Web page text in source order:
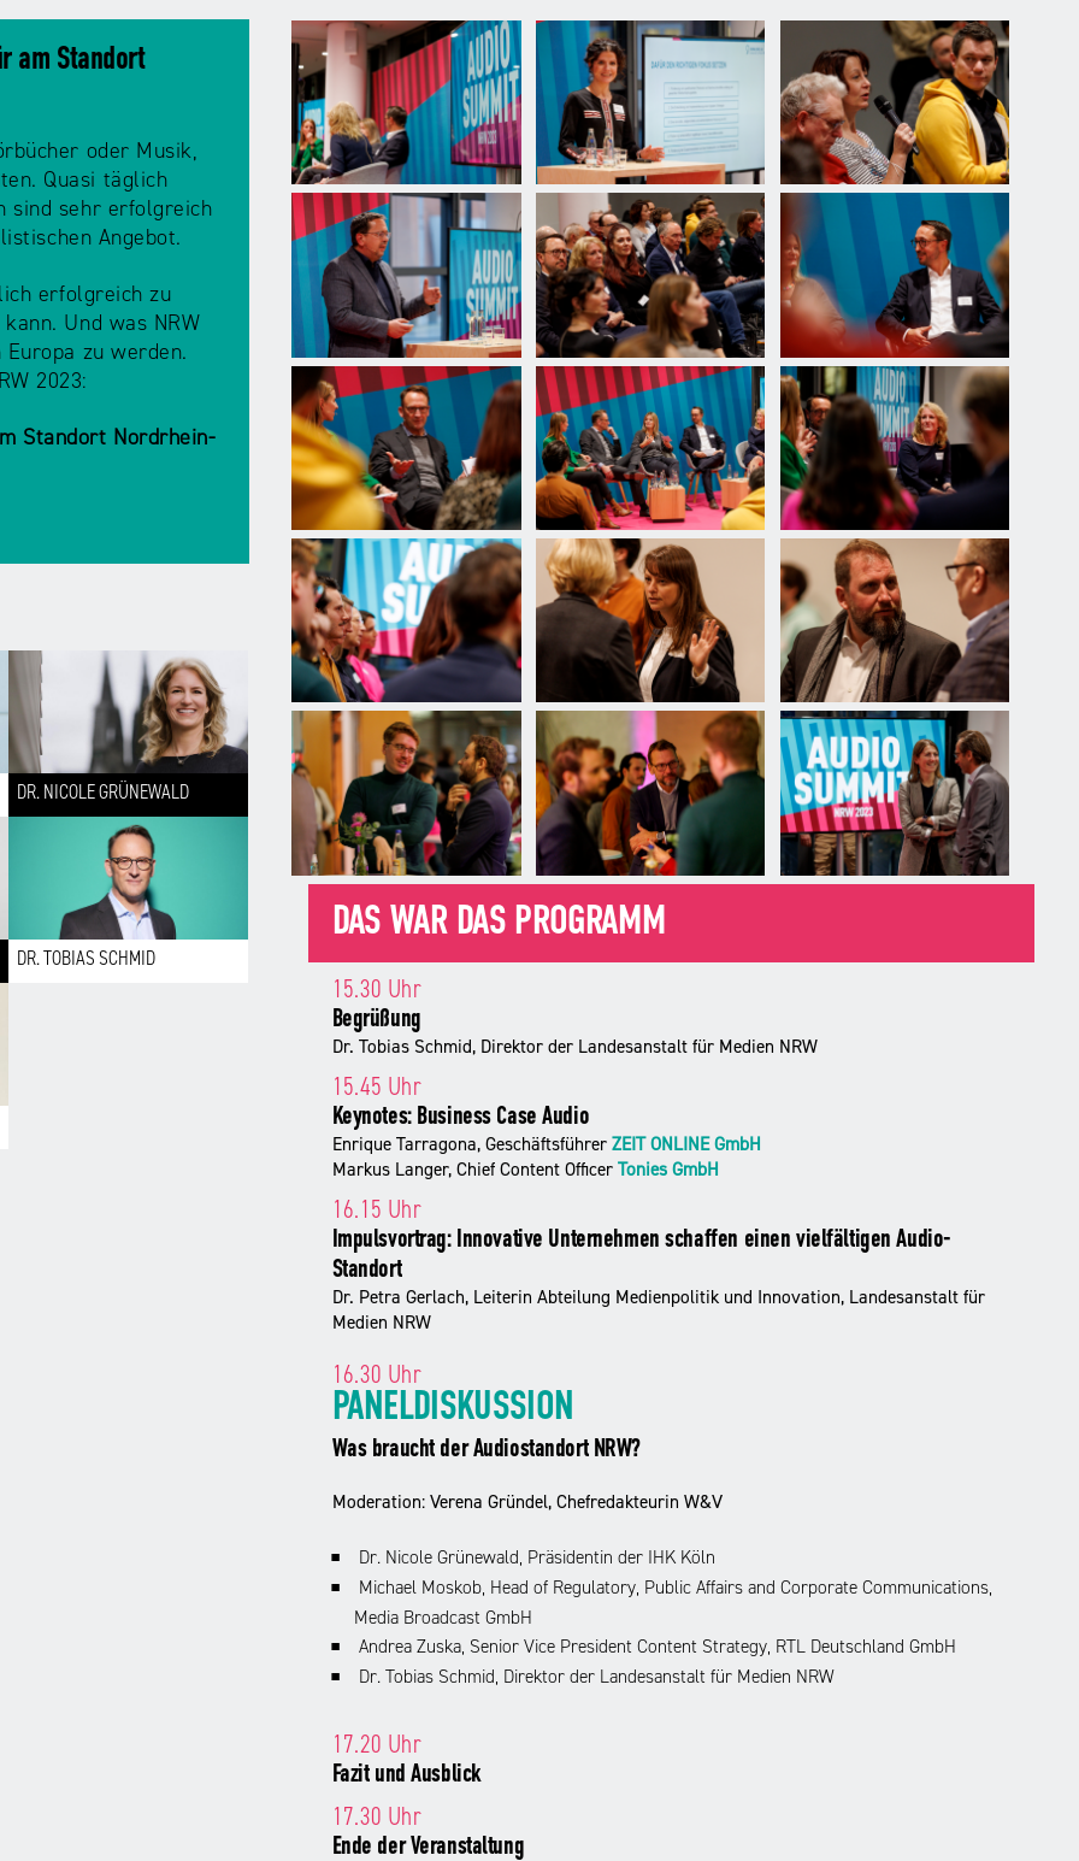
am Standort
oder Musik,
Quasi täglich
sind sehr erfolgreich
Angebot.
erfolgreich zu
Und was NRW
zu werden.
2023:
Standort Nordrhein-
DR. NICOLE GRÜNEWALD
DR. TOBIAS SCHMID
DAS WAR DAS PROGRAMM
15.30 Uhr
Begrüßung
Dr. Tobias Schmid, Direktor der Landesanstalt für Medien NRW
15.45 Uhr
Keynotes: Business Case Audio
Enrique Tarragona, Geschäftsführer ZEIT ONLINE GmbH
Markus Langer, Chief Content Officer Tonies GmbH
16.15 Uhr
Impulsvortrag: Innovative Unternehmen schaffen einen vielfältigen Audio-
Standort
Dr. Petra Gerlach, Leiterin Abteilung Medienpolitik und Innovation, Landesanstalt für
Medien NRW
16.30 Uhr
PANELDISKUSSION
Was braucht der Audiostandort NRW?
Moderation: Verena Gründel, Chefredakteurin W&V
Dr. Nicole Grünewald, Präsidentin der IHK Köln
Michael Moskob, Head of Regulatory, Public Affairs and Corporate Communications,
Media Broadcast GmbH
Andrea Zuska, Senior Vice President Content Strategy, RTL Deutschland GmbH
Dr. Tobias Schmid, Direktor der Landesanstalt für Medien NRW
17.20 Uhr
Fazit und Ausblick
17.30 Uhr
Ende der Veranstaltung